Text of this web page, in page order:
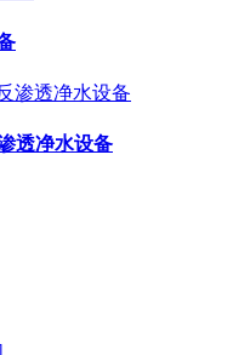
透净水设备